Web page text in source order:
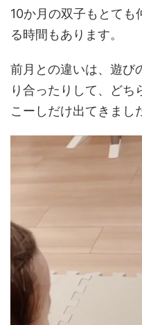
10か月の双子もとても
る時間もあります。
前月との違いは、遊び
り合ったりして、どち
こーしだけ出てきまし